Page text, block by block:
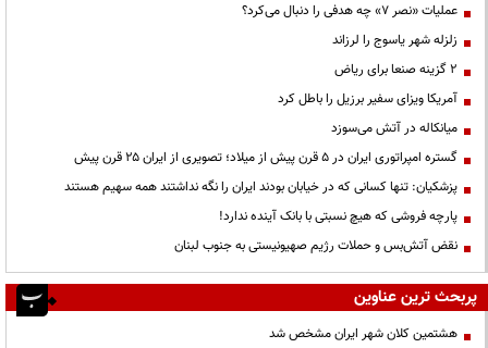
عملیات «نصر ۷» چه هدفی را دنبال می‌کرد؟
زلزله شهر یاسوج را لرزاند
۲ گزینه صنعا برای ریاض
آمریکا ویزای سفیر برزیل را باطل کرد
میانکاله در آتش می‌سوزد
گستره امپراتوری ایران در ۵ قرن پیش از میلاد؛ تصویری از ایران ۲۵ قرن پیش
پزشکیان: تنها کسانی که در خیابان بودند ایران را نگه نداشتند همه سهیم هستند
پارچه فروشی که هیچ نسبتی با بانک آینده ندارد!
نقض آتش‌بس و حملات رژیم صهیونیستی به جنوب لبنان
پربحث ترین عناوین
هشتمین کلان شهر ایران مشخص شد